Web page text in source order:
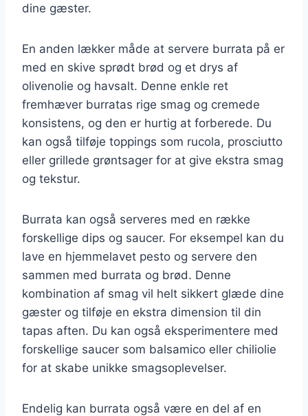
dine gæster.
En anden lækker måde at servere burrata på er
med en skive sprødt brød og et drys af
olivenolie og havsalt. Denne enkle ret
fremhæver burratas rige smag og cremede
konsistens, og den er hurtig at forberede. Du
kan også tilføje toppings som rucola, prosciutto
eller grillede grøntsager for at give ekstra smag
og tekstur.
Burrata kan også serveres med en række
forskellige dips og saucer. For eksempel kan du
lave en hjemmelavet pesto og servere den
sammen med burrata og brød. Denne
kombination af smag vil helt sikkert glæde dine
gæster og tilføje en ekstra dimension til din
tapas aften. Du kan også eksperimentere med
forskellige saucer som balsamico eller chiliolie
for at skabe unikke smagsoplevelser.
Endelig kan burrata også være en del af en